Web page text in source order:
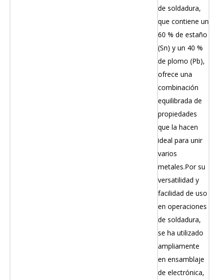
de soldadura,
que contiene un
60 % de estaño
(Sn) y un 40 %
de plomo (Pb),
ofrece una
combinación
equilibrada de
propiedades
que la hacen
ideal para unir
varios
metales.Por su
versatilidad y
facilidad de uso
en operaciones
de soldadura,
se ha utilizado
ampliamente
en ensamblaje
de electrónica,